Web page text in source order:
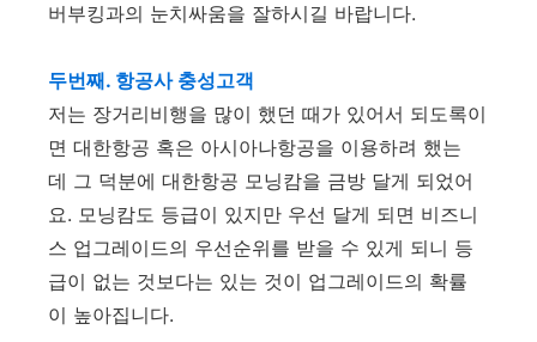
버부킹과의 눈치싸움을 잘하시길 바랍니다.
두번째. 항공사 충성고객
저는 장거리비행을 많이 했던 때가 있어서 되도록이
면 대한항공 혹은 아시아나항공을 이용하려 했는
데 그 덕분에 대한항공 모닝캄을 금방 달게 되었어
요. 모닝캄도 등급이 있지만 우선 달게 되면 비즈니
스 업그레이드의 우선순위를 받을 수 있게 되니 등
급이 없는 것보다는 있는 것이 업그레이드의 확률
이 높아집니다.